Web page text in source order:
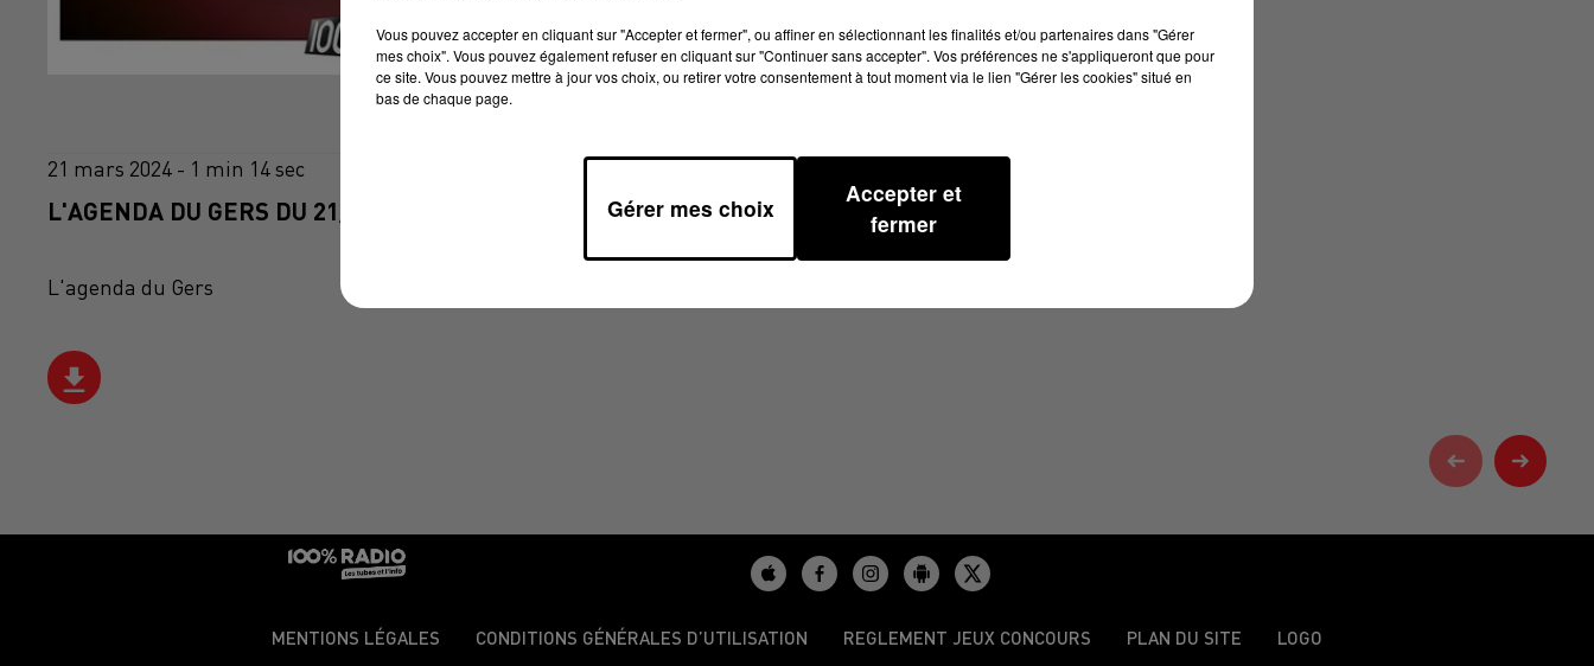
21 mars 2024 - 1 min 14 sec
L'AGENDA DU GERS DU 21/03/2024 À 16H37
L'agenda du Gers
MENTIONS LÉGALES CONDITIONS GÉNÉRALES D’UTILISATION REGLEMENT JEUX CONCOURS PLAN DU SITE LOGO
Vous pouvez accepter en cliquant sur "Accepter et fermer", ou affiner en sélectionnant les finalités et/ou partenaires dans "Gérer
mes choix". Vous pouvez également refuser en cliquant sur "Continuer sans accepter". Vos préférences ne s'appliqueront que pour
ce site. Vous pouvez mettre à jour vos choix, ou retirer votre consentement à tout moment via le lien "Gérer les cookies" situé en
bas de chaque page.
Gérer mes choix
Accepter et
fermer